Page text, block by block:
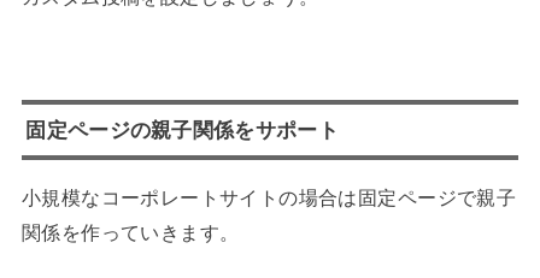
固定ページの親子関係をサポート
小規模なコーポレートサイトの場合は固定ページで親子
関係を作っていきます。